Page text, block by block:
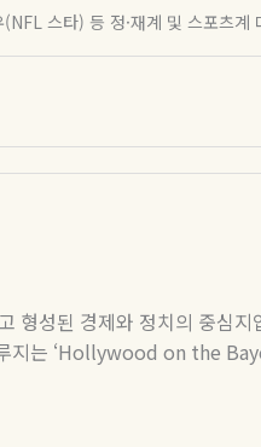
스타) 등 정·재계 및 스포츠계
형성된 경제와 정치의 중심지
지는 ‘Hollywood on the